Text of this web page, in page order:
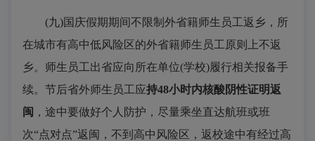
(九)国庆假期期间不限制外省籍师生员工返乡，所
在城市有高中低风险区的外省籍师生员工原则上不返
乡。师生员工出省应向所在单位(学校)履行相关报备手
续。节后省外师生员工应持48小时内核酸阴性证明返
闽 ，途中要做好个人防护，尽量乘坐直达航班或班
次“点对点”返闽，不到高中风险区，返校途中有经过高